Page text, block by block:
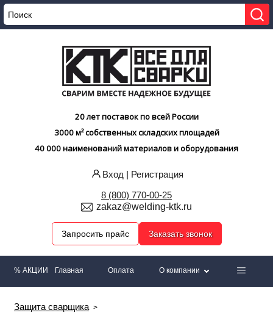
20 лет поставок по всей России
3000 м² собственных складских площадей
40 000 наименований материалов и оборудования
Вход | Регистрация
8 (800) 770-00-25
zakaz@welding-ktk.ru
Запросить прайс Заказать звонок
% АКЦИИ Главная Оплата О компании
Защита сварщика